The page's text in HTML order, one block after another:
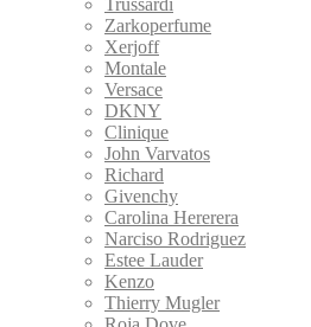
Trussardi
Zarkoperfume
Xerjoff
Montale
Versace
DKNY
Clinique
John Varvatos
Richard
Givenchy
Carolina Hererera
Narciso Rodriguez
Estee Lauder
Kenzo
Thierry Mugler